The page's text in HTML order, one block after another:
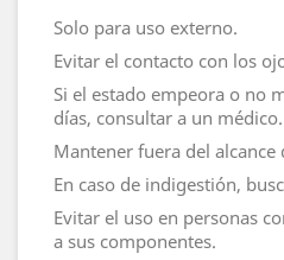
Solo para uso externo.
Evitar el contacto con los
Si el estado empeora o no
días, consultar a un médico.
Mantener fuera del alcance
En caso de indigestión,
Evitar el uso en personas
a sus componentes.